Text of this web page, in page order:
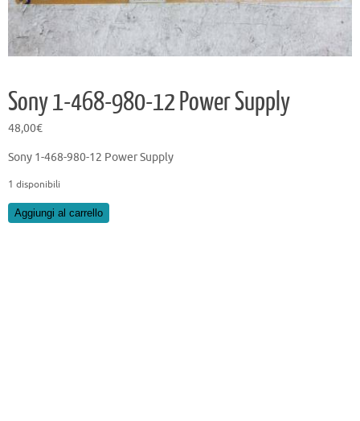
Sony 1-468-980-12 Power Supply
48,00€
Sony 1-468-980-12 Power Supply
1 disponibili
Sony
Aggiungi al carrello